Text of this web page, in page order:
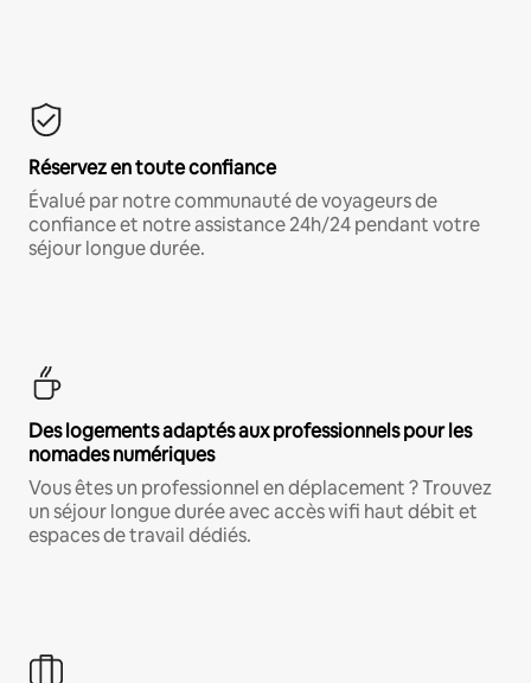
Réservez en toute confiance
Évalué par notre communauté de voyageurs de
confiance et notre assistance 24h/24 pendant votre
séjour longue durée.
Des logements adaptés aux professionnels pour les
nomades numériques
Vous êtes un professionnel en déplacement ? Trouvez
un séjour longue durée avec accès wifi haut débit et
espaces de travail dédiés.